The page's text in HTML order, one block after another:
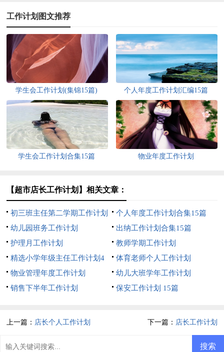
工作计划图文推荐
学生会工作计划(集锦15篇) 个人年度工作计划汇编15篇
学生会工作计划合集15篇 物业年度工作计划
【超市店长工作计划】相关文章：
初三班主任第二学期工作计划
个人年度工作计划合集15篇
幼儿园班务工作计划
出纳工作计划合集15篇
护理月工作计划
教师学期工作计划
精选小学年级主任工作计划4
篇
体育老师个人工作计划
物业管理年度工作计划
幼儿大班学年工作计划
销售下半年工作计划
保安工作计划 15篇
上一篇： 店长个人工作计划 下一篇： 店长工作计划